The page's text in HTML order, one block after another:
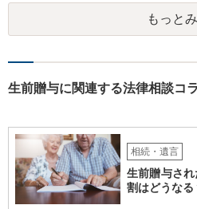
もっと
生前贈与に関連する法律相談コ
相続・遺言
生前贈与さ
割はどうなる